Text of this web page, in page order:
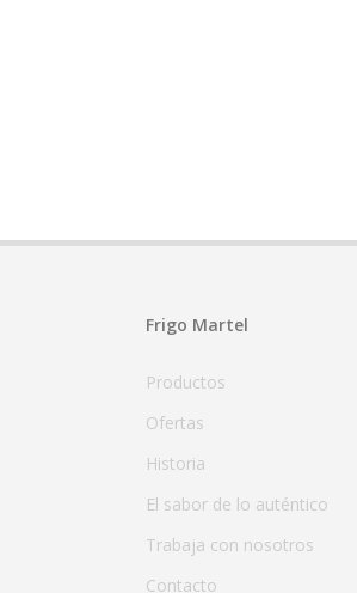
Frigo Martel
Productos
Ofertas
Historia
El sabor de lo auténtico
Trabaja con nosotros
Contacto